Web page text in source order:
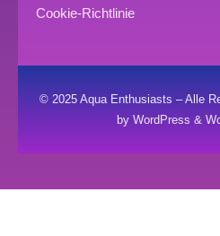
Cookie-Richtlinie
© 2025 Aqua Enthusiasts – Alle
by WordPress &